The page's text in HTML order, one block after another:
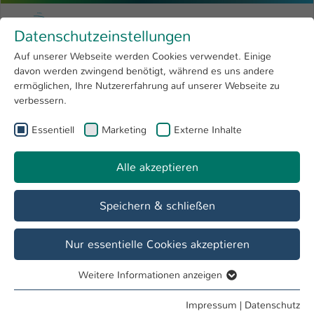
Menu
Forschung 4
Open submenu
Hochschule
International
Zum Hauptinhalt springen
Hochschule Kaiserslautern
Sie sind hier:
Aktivitäten
Gastvorträge
28.10.2021 - Wo will ich hin? / 18.11.2021 -
Was kann ich gut?
Natalie Jessen
Feedback einer Studierenden:
Datenschutzeinstellungen
Auf unserer Webseite werden Cookies verwendet. Einige
davon werden zwingend benötigt, während es uns andere
ermöglichen, Ihre Nutzererfahrung auf unserer Webseite zu
verbessern.
Essentiell Marketing Externe Inhalte
Alle akzeptieren
Speichern & schließen
Nur essentielle Cookies akzeptieren
Essentielle Cookies werden für grundlegende Funktionen
Weitere Informationen anzeigen
Impressum | Datenschutz